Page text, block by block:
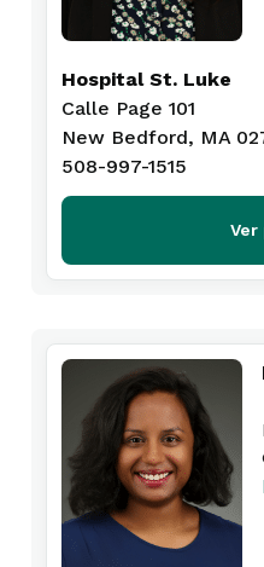
Hospital St. Luke
Calle Page 101
New Bedford, MA
508-997-1515